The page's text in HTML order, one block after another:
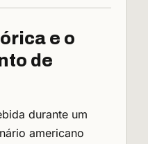
e o
de
durante um
americano